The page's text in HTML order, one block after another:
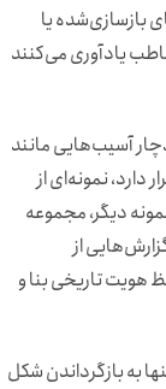
بازسازی‌شده یا
یادآوری می‌کنند
آسیب‌هایی مانند
نمونه‌ای از
دیگر، مجموعه
از
تاریخی بنا و
به بازگرداندن شکل